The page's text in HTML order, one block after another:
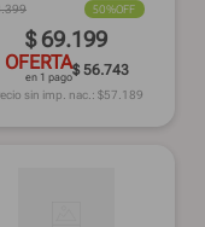
.399 50%OFF
$ 69.199
OFERTA
en 1 pago$ 56.743
sin imp. nac.: $57.189